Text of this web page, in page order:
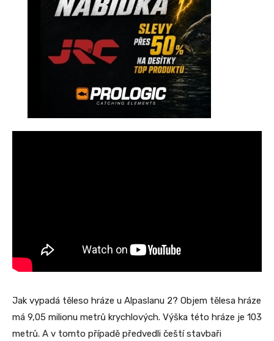
Jak vypadá těleso hráze u Alpaslanu 2? Objem tělesa hráze
má 9,05 milionu metrů krychlových. Výška této hráze je 103
metrů. A v tomto případě předvedli čeští stavbaři